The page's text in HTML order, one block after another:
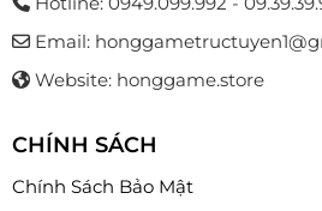
Email:
Website: honggame.store
CHÍNH SÁCH
Chính Sách Bảo Mật